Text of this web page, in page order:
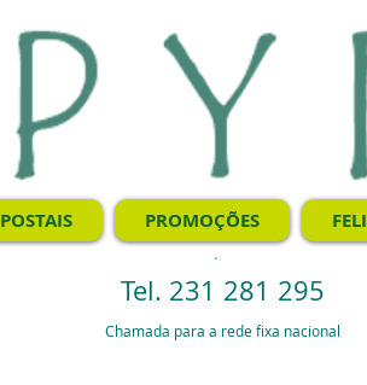
POSTAIS PROMOÇÕES
.
Tel. 231 281 295
Chamada para a rede fixa nacional